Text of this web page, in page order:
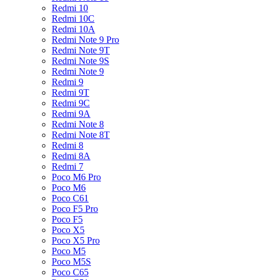
Redmi 10
Redmi 10C
Redmi 10A
Redmi Note 9 Pro
Redmi Note 9T
Redmi Note 9S
Redmi Note 9
Redmi 9
Redmi 9T
Redmi 9C
Redmi 9A
Redmi Note 8
Redmi Note 8T
Redmi 8
Redmi 8A
Redmi 7
Poco M6 Pro
Poco M6
Poco C61
Poco F5 Pro
Poco F5
Poco X5
Poco X5 Pro
Poco M5
Poco M5S
Poco C65